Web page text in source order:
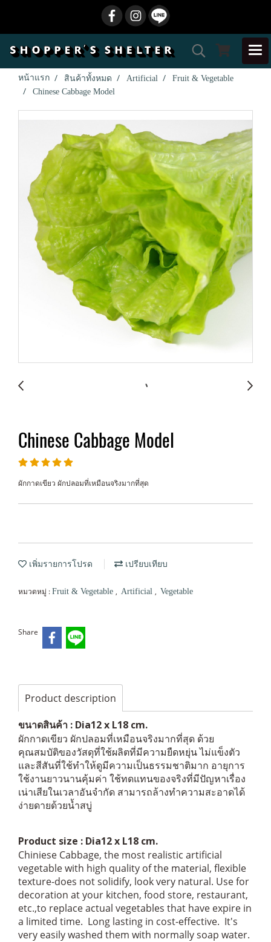
หน้าแรก สินค้าทั้งหมด Artificial
Fruit & Vegetable
Chinese Cabbage Model
Chinese Cabbage Model
ผักกาดเขียว ผักปลอมที่เหมือนจริงมากที่สุด
เพิ่มรายการโปรด เปรียบเทียบ
หมวดหมู่ : Fruit & Vegetable , Artificial , Vegetable
Share
Product description
ขนาดสินค้า : Dia12 x L18 cm.
ผักกาดเขียว ผักปลอมที่เหมือนจริงมากที่สุด ด้วย
คุณสมบัติของวัสดุที่ใช้ผลิตที่มีความยืดหยุ่น ไม่แข็งตัว
และสีสันที่ใช้ทำให้ดูมีความเป็นธรรมชาติมาก อายุการ
ใช้งานยาวนานคุ้มค่า ใช้ทดแทนของจริงที่มีปัญหาเรื่อง
เน่าเสียในเวลาอันจำกัด สามารถล้างทำความสะอาดได้
ง่ายดายด้วยน้ำสบู่
Product size : Dia12 x L18 cm.
Chiniese Cabbage, the most realistic artificial
vegetable with high quality of the material, flexible
texture-does not solidify, look very natural. Use for
decoration at your kitchen, food store, restaurant,
etc.,to replace actual vegetables that have expire in
a limited time. Long lasting in cost-effective. It's
very easily washed them with normally soap water.